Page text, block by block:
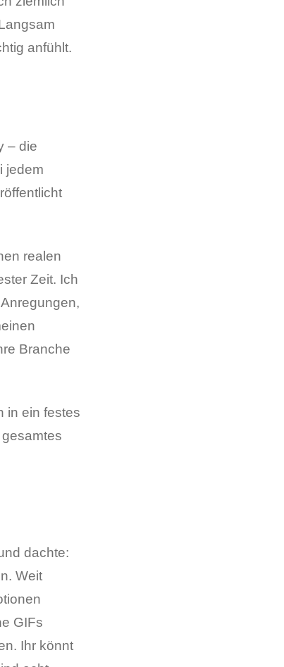
anfühlt.
– die
jedem
realen
Zeit. Ich
Branche
in ein festes
dachte:
Weit
GIFs
Ihr könnt